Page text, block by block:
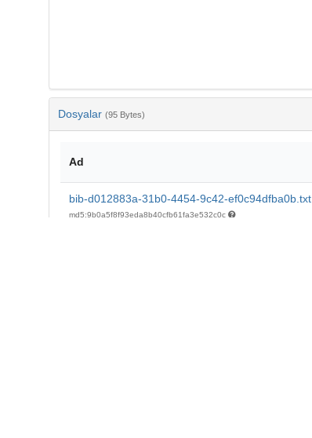
Dosyalar (95 Bytes)
Ad
bib-d012883a-31b0-4454-9c42-ef0c94dfba0b.txt
md5:9b0a5f8f93eda8b40cfb61fa3e532c0c